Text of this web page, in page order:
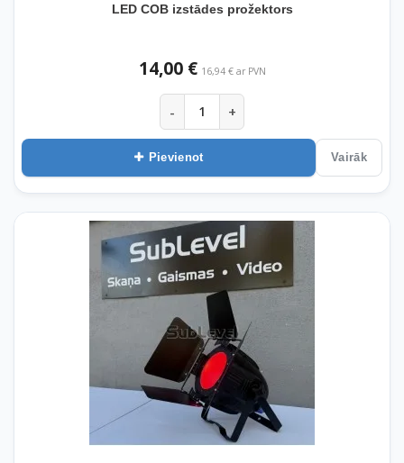
LED COB izstādes prožektors
14,00 € 16,94 € ar PVN
- +
Pievienot Vairāk